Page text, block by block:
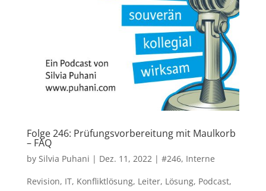
Folge 246: Prüfungsvorbereitung mit Maulkorb
– FAQ
by Silvia Puhani | Dez. 11, 2022| #246, Interne
Revision, IT, Konfliktlösung, Leiter, Lösung, Podcast,